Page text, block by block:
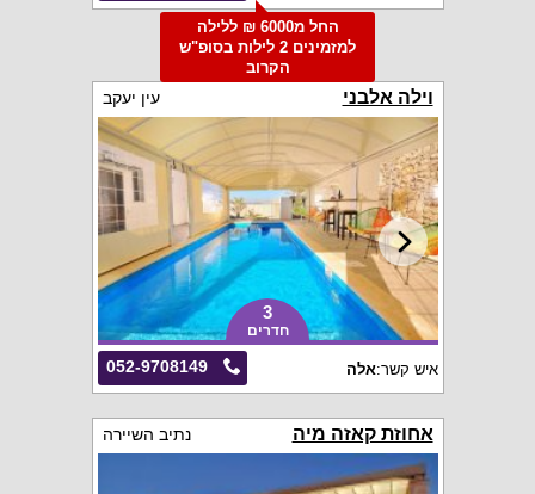
החל מ6000 ₪ ללילה
למזמינים 2 לילות בסופ"ש
הקרוב
וילה אלבני עין יעקב
3
חדרים
052-9708149 איש קשר:אלה
אחוזת קאזה מיה נתיב השיירה